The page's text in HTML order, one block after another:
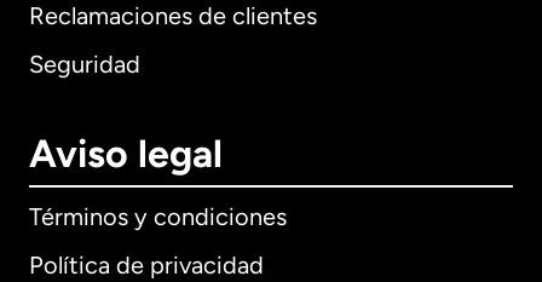
Reclamaciones de clientes
Seguridad
Aviso legal
Términos y condiciones
Política de privacidad